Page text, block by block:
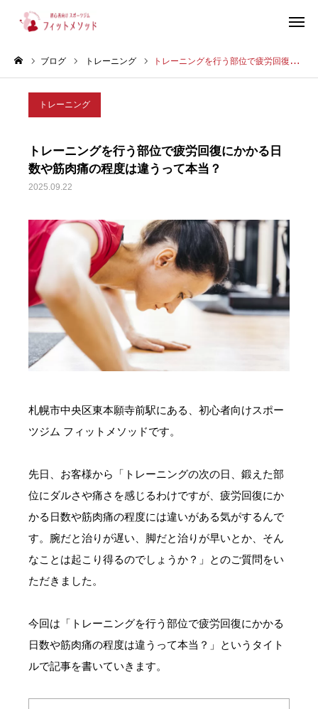
ブログ トレーニング トレーニングを行う部位で疲労回復にかかる日数や筋肉痛の程度は違うって本当？
トレーニング
トレーニングを行う部位で疲労回復にかかる日
数や筋肉痛の程度は違うって本当？
2025.09.22
札幌市中央区東本願寺前駅にある、初心者向けスポー
ツジム フィットメソッドです。
先日、お客様から「トレーニングの次の日、鍛えた部
位にダルさや痛さを感じるわけですが、疲労回復にか
かる日数や筋肉痛の程度には違いがある気がするんで
す。腕だと治りが遅い、脚だと治りが早いとか、そん
なことは起こり得るのでしょうか？」とのご質問をい
ただきました。
今回は「トレーニングを行う部位で疲労回復にかかる
日数や筋肉痛の程度は違うって本当？」というタイト
ルで記事を書いていきます。
見学・体験はこちらから（WEB完結30秒）
プラン・料金
お客様の声
ブログ
店舗情報
お問い合わせ・ご予約
お知らせ